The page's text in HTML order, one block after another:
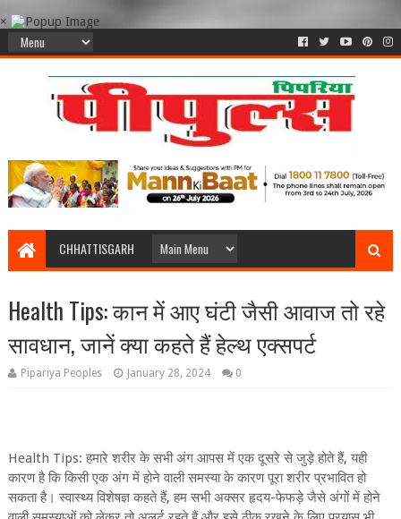
×
CHHATTISGARH
Health Tips: कान में आए घंटी जैसी आवाज तो रहे
सावधान, जानें क्या कहते हैं हेल्थ एक्सपर्ट
Pipariya Peoples January 28, 2024 0
Health Tips: हमारे शरीर के सभी अंग आपस में एक दूसरे से जुड़े होते हैं, यही
कारण है कि किसी एक अंग में होने वाली समस्या के कारण पूरा शरीर प्रभावित हो
सकता है। स्वास्थ्य विशेषज्ञ कहते हैं, हम सभी अक्सर हृदय-फेफड़े जैसे अंगों में होने